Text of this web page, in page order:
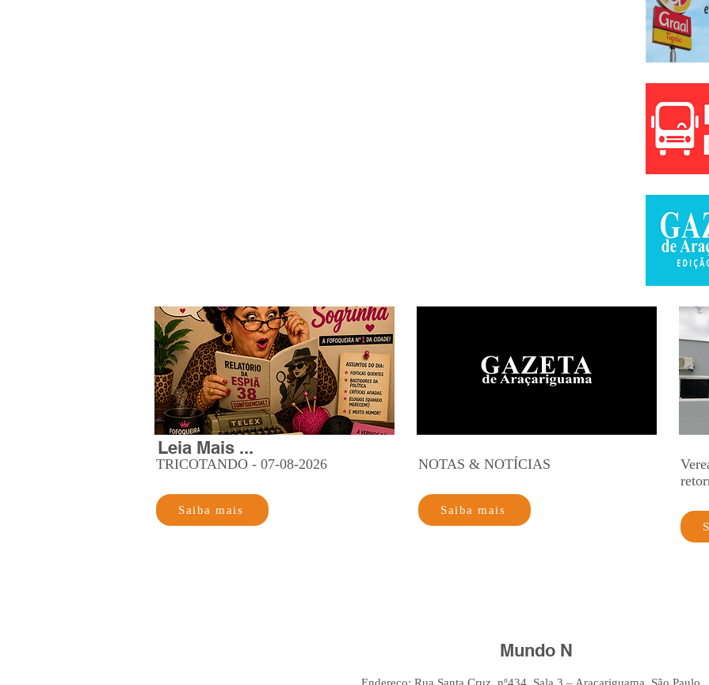
Leia Mais ...
TRICOTANDO - 07-08-2026
Saiba mais
NOTAS & NOTÍCIAS
Saiba mais
Mundo N